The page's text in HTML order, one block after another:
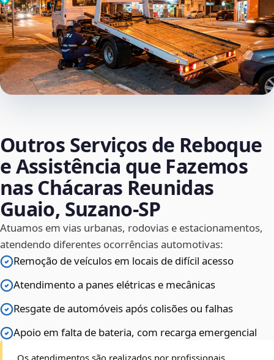
Outros Serviços de Reboque
e Assistência que Fazemos
nas Chácaras Reunidas
Guaio, Suzano‑SP
Atuamos em vias urbanas, rodovias e estacionamentos,
atendendo diferentes ocorrências automotivas:
Remoção de veículos em locais de difícil acesso
Atendimento a panes elétricas e mecânicas
Resgate de automóveis após colisões ou falhas
Apoio em falta de bateria, com recarga emergencial